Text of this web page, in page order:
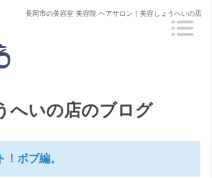
長岡市の美容室 美容院 ヘアサロン｜美容しょうへいの店
へいの店のブログ
ボブ編。